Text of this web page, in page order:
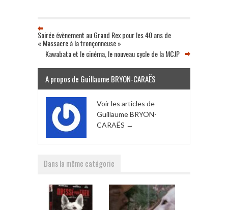
Soirée évènement au Grand Rex pour les 40 ans de
« Massacre à la tronçonneuse »
Kawabata et le cinéma, le nouveau cycle de la MCJP
A propos de Guillaume BRYON-CARAËS
Voir les articles de
Guillaume BRYON-
CARAËS →
Dans la même catégorie